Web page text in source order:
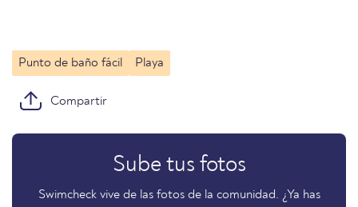
Punto de baño fácil Playa
Compartir
Sube tus fotos
Swimcheck vive de las fotos de la comunidad. ¿Ya has